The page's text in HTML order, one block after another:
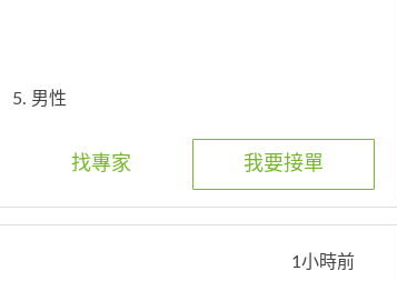
5. 男性
我要接單
找專家
1小時前